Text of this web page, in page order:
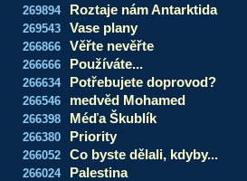
269894 Roztaje nám Antarktida
269543 Vase plany
266866 Věřte nevěřte
266666 Používáte...
266634 Potřebujete doprovod?
266546 medvěd Mohamed
266398 Méďa Škublík
266380 Priority
266052 Co byste dělali, kdyby...
266024 Palestina